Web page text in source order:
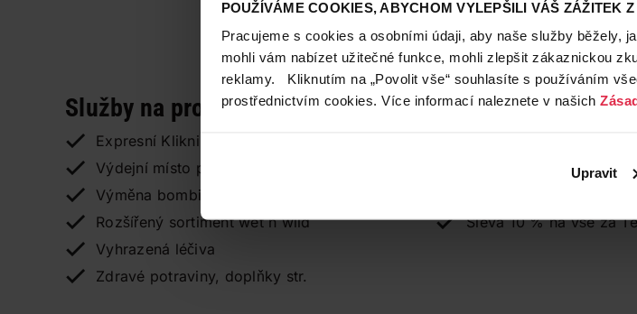
POUŽÍVÁME COOKIES, ABYCHOM VYLEPŠILI VÁŠ ZÁŽITEK
Pracujeme s cookies a osobními údaji, aby naše služby běžely,
mohli vám nabízet užitečné funkce, mohli zlepšit zákaznickou
reklamy. Kliknutím na „Povolit vše“ souhlasíte s používáním
prostřednictvím cookies. Více informací naleznete v našich
Upravit
Služby na prodejně
Expresní Klikni a vyzvedni
Výdejní místo pro TETA E-shop
Výměna bombiček Soda Stream
Rozšířený sortiment wet n wild
Vyhrazená léčiva
Zdravé potraviny, doplňky str.
Ostatní
Sleva 10 % na vše za